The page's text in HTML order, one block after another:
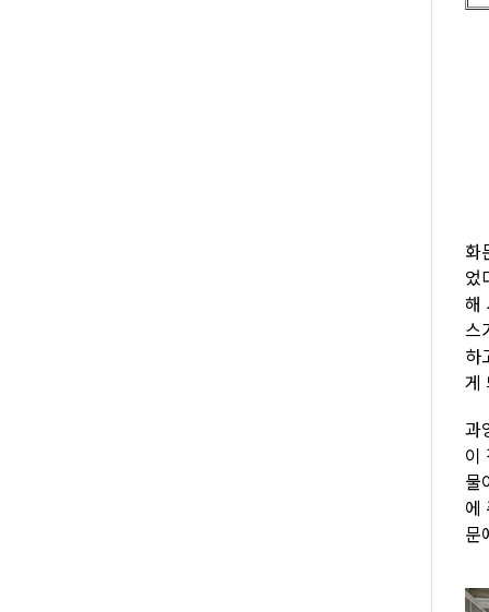
화
었
해
스
하
게
과
이
물
에
문